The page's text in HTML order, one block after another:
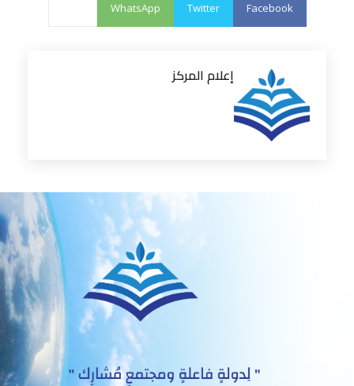
Facebook
Twitter
WhatsApp
إعلام المركز